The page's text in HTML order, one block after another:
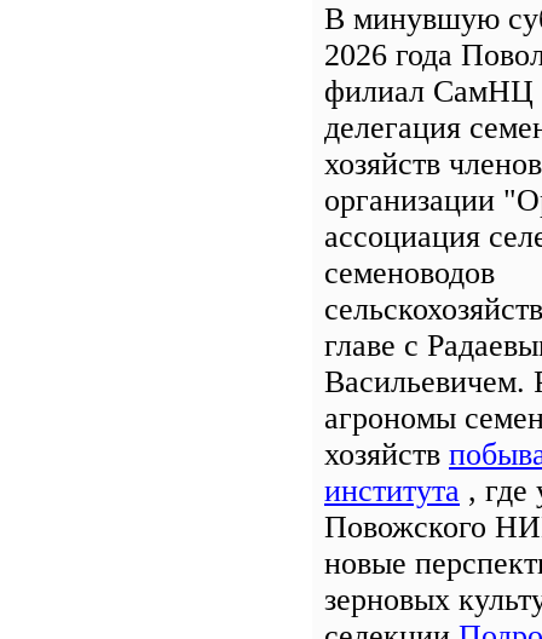
В минувшую
2026 года
филиал СамНЦ
делегация
хозяйств
организации
ассоциация
семеноводов
главе с
Васильевичем.
агрономы
хозяйств
института , где
Повожского
новые
зерновых